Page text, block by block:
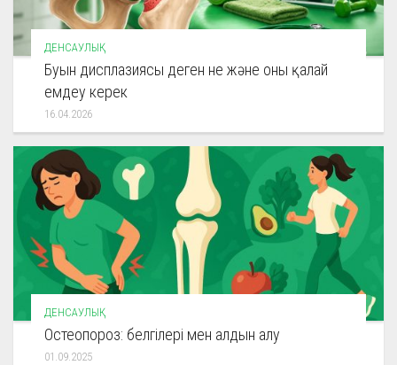
ДЕНСАУЛЫҚ
Буын дисплазиясы деген не және оны қалай
емдеу керек
16.04.2026
ДЕНСАУЛЫҚ
Остеопороз: белгілері мен алдын алу
01.09.2025